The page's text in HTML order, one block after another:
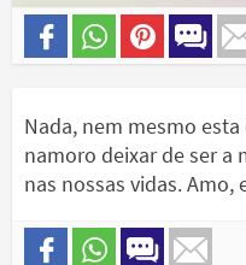
Nada, nem mesmo
namoro deixar de ser a
nas nossas vidas. Amo,